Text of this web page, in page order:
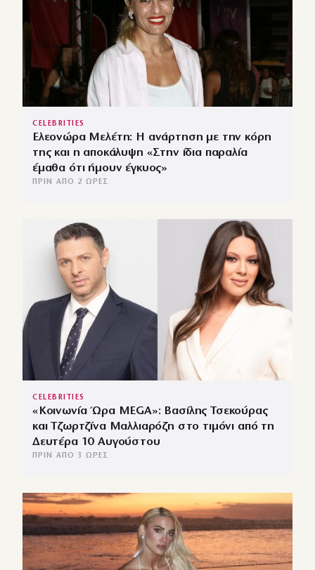
CELEBRITIES
Ελεονώρα Μελέτη: Η ανάρτηση με την κόρη
της και η αποκάλυψη «Στην ίδια παραλία
έμαθα ότι ήμουν έγκυος»
ΠΡΙΝ ΑΠΌ 2 ΏΡΕΣ
CELEBRITIES
«Κοινωνία Ώρα MEGA»: Βασίλης Τσεκούρας
και Τζωρτζίνα Μαλλιαρόζη στο τιμόνι από τη
Δευτέρα 10 Αυγούστου
ΠΡΙΝ ΑΠΌ 3 ΏΡΕΣ